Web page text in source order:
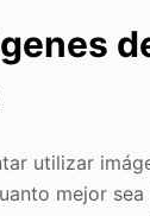
utilizar
mejor